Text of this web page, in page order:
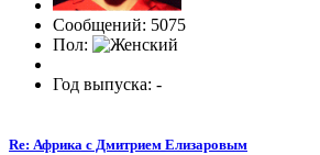
Сообщений: 5075
Пол:
Год выпуска: -
Re: Африка с Дмитрием Елизаровым